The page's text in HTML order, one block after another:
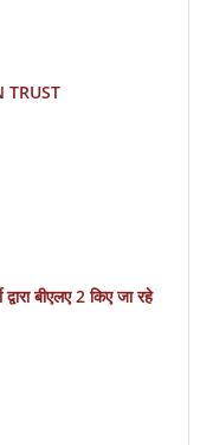
TRUST
बीएलए 2 किए जा रहे